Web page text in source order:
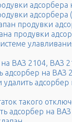
адсорбера
продувки
продувки
ВАЗ 2104, ВАЗ
адсорбер на ВАЗ
удалить
такого
адсорбер на